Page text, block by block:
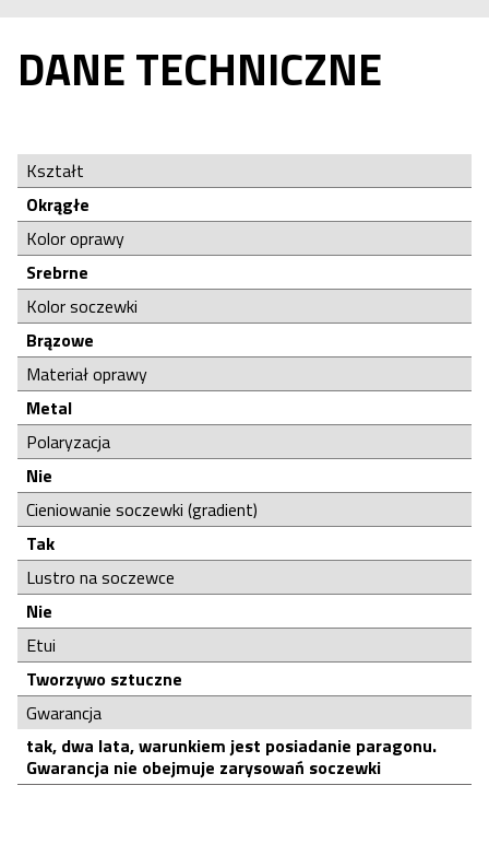
DANE TECHNICZNE
Kształt
Okrągłe
Kolor oprawy
Srebrne
Kolor soczewki
Brązowe
Materiał oprawy
Metal
Polaryzacja
Nie
Cieniowanie soczewki (gradient)
Tak
Lustro na soczewce
Nie
Etui
Tworzywo sztuczne
Gwarancja
tak, dwa lata, warunkiem jest posiadanie paragonu.
Gwarancja nie obejmuje zarysowań soczewki